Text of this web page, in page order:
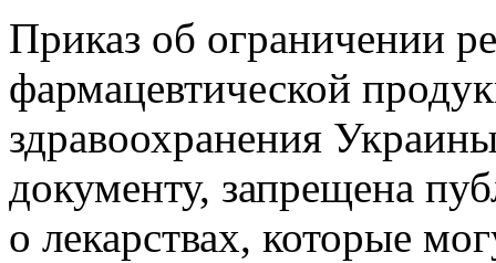
Приказ об ограничении
фармацевтической
здравоохранения
документу, запрещена
о лекарствах, которые